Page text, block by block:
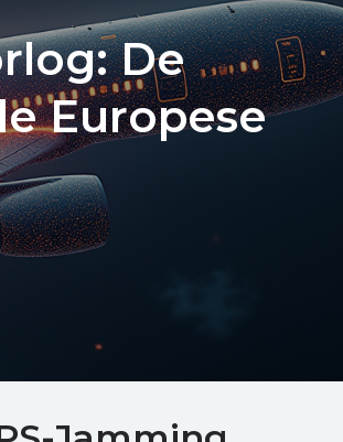
De
Europese